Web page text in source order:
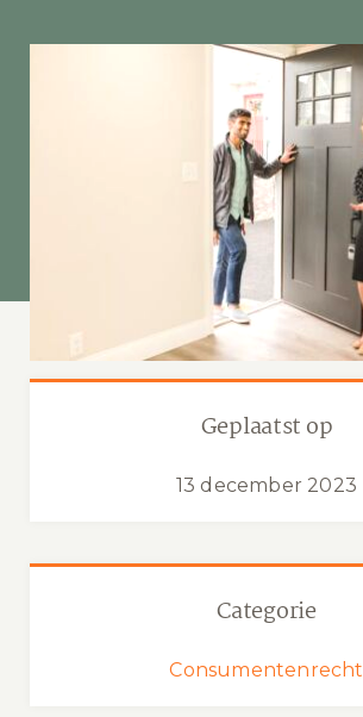
Categorie
Consumentenrecht
Geplaatst op
13 december 2023